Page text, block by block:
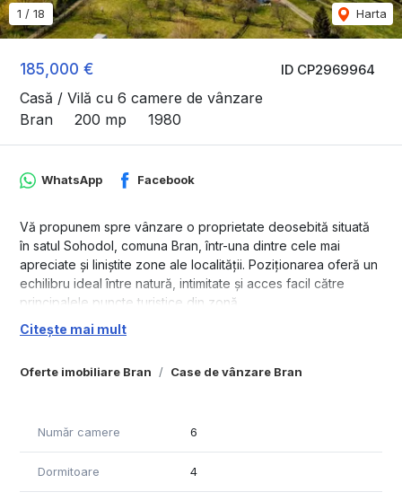
ID CP2969964
185,000 €
Casă / Vilă cu 6 camere de vânzare
Bran
200 mp 1980
1 / 18 Harta
Oferte imobiliare Bran Case de vânzare Bran
WhatsApp Facebook
Vă propunem spre vânzare o proprietate deosebită situată
în satul Sohodol, comuna Bran, într-una dintre cele mai
apreciate și liniștite zone ale localității. Poziționarea oferă un
echilibru ideal între natură, intimitate și acces facil către
principalele puncte turistice din zonă.
Casa, construită în anul 1980 în stil tradițional românesc, este
trei corpuri de clădire. Suprafața utilă totală este de
posibilități de utilizare.
Citește mai mult
Număr camere 6
Dormitoare 4